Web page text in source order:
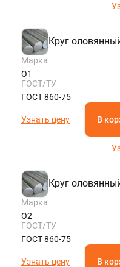
Круг
Марка
О1
ГОСТ/ТУ
ГОСТ 860-75
Узнать цену В
Круг
Марка
О2
ГОСТ/ТУ
ГОСТ 860-75
Узнать цену В